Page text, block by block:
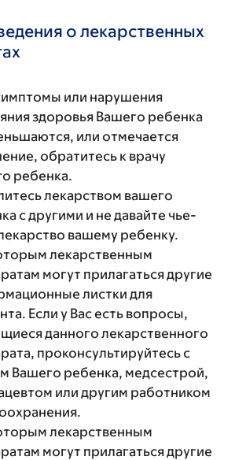
о лекарственных
или нарушения
здоровья Вашего ребенка
или отмечается
обратитесь к врачу
ребенка.
лекарством вашего
с другими и не давайте чье-
вашему ребенку.
лекарственным
могут прилагаться другие
листки для
Если у Вас есть вопросы,
данного лекарственного
проконсультируйтесь с
Вашего ребенка, медсестрой,
или другим работником
лекарственным
могут прилагаться другие